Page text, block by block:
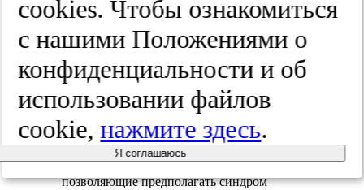
перименопаузы.
Критерии исключения:применение
заместительной гормонотерапии и
препаратов, влияющих на уровень
мелатонина (β-адреноблокаторы);
применение седативных средств и
антидепрессантов, гипнотиков;
декомпенсированные психические,
неврологические, сердечно-сосудистые,
эндокринные заболевания; обострение
позволяющие предполагать синдром
cооkies. Чтобы ознакомиться
с нашими Положениями о
конфиденциальности и об
использовании файлов
cookie,нажмите здесь.
Я соглашаюсь